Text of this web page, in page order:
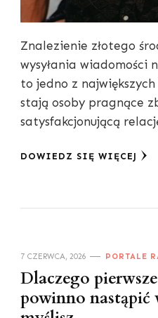
Znalezienie złotego
wysyłania wiadomości
to jedno z
stają osoby pragnące
satysfakcjonującą
DOWIEDZ SIĘ WIĘCEJ
7 CZERWCA, 2026 PORTALE
Dlaczego
powinno nastąpić